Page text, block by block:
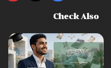
Check Also